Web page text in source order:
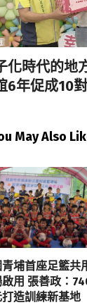
化時代的地
6年促成10
May Also
埔首座足籃共
用 張善政：
打造訓練新基地